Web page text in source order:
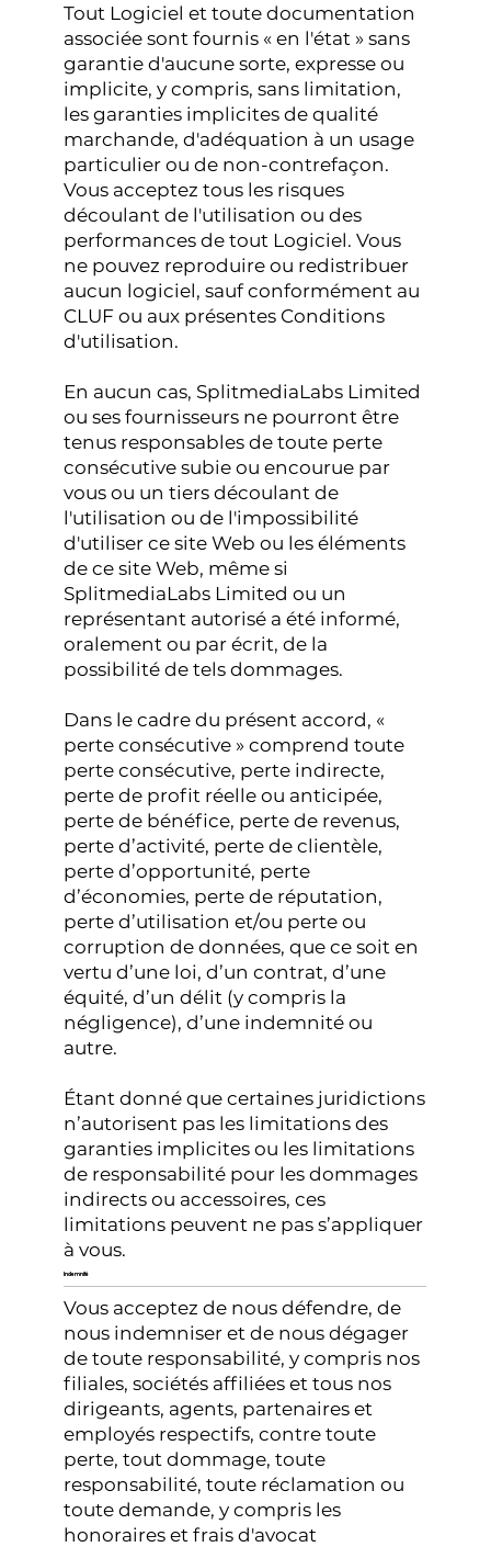
Tout Logiciel et toute documentation
associée sont fournis « en l'état » sans
garantie d'aucune sorte, expresse ou
implicite, y compris, sans limitation,
les garanties implicites de qualité
marchande, d'adéquation à un usage
particulier ou de non-contrefaçon.
Vous acceptez tous les risques
découlant de l'utilisation ou des
performances de tout Logiciel. Vous
ne pouvez reproduire ou redistribuer
aucun logiciel, sauf conformément au
CLUF ou aux présentes Conditions
d'utilisation.
En aucun cas, SplitmediaLabs Limited
ou ses fournisseurs ne pourront être
tenus responsables de toute perte
consécutive subie ou encourue par
vous ou un tiers découlant de
l'utilisation ou de l'impossibilité
d'utiliser ce site Web ou les éléments
de ce site Web, même si
SplitmediaLabs Limited ou un
représentant autorisé a été informé,
oralement ou par écrit, de la
possibilité de tels dommages.
Dans le cadre du présent accord, «
perte consécutive » comprend toute
perte consécutive, perte indirecte,
perte de profit réelle ou anticipée,
perte de bénéfice, perte de revenus,
perte d’activité, perte de clientèle,
perte d’opportunité, perte
d’économies, perte de réputation,
perte d’utilisation et/ou perte ou
corruption de données, que ce soit en
vertu d’une loi, d’un contrat, d’une
équité, d’un délit (y compris la
négligence), d’une indemnité ou
autre.
Étant donné que certaines juridictions
n’autorisent pas les limitations des
garanties implicites ou les limitations
de responsabilité pour les dommages
indirects ou accessoires, ces
limitations peuvent ne pas s’appliquer
à vous.
Indemnité
Vous acceptez de nous défendre, de
nous indemniser et de nous dégager
de toute responsabilité, y compris nos
filiales, sociétés affiliées et tous nos
dirigeants, agents, partenaires et
employés respectifs, contre toute
perte, tout dommage, toute
responsabilité, toute réclamation ou
toute demande, y compris les
honoraires et frais d'avocat